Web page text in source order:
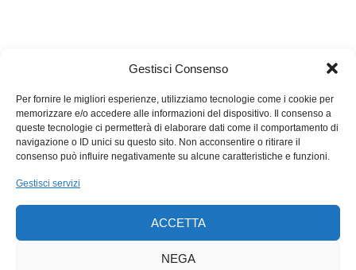
Gestisci Consenso
Per fornire le migliori esperienze, utilizziamo tecnologie come i cookie per
memorizzare e/o accedere alle informazioni del dispositivo. Il consenso a
queste tecnologie ci permetterà di elaborare dati come il comportamento di
navigazione o ID unici su questo sito. Non acconsentire o ritirare il
consenso può influire negativamente su alcune caratteristiche e funzioni.
Gestisci servizi
ACCETTA
NEGA